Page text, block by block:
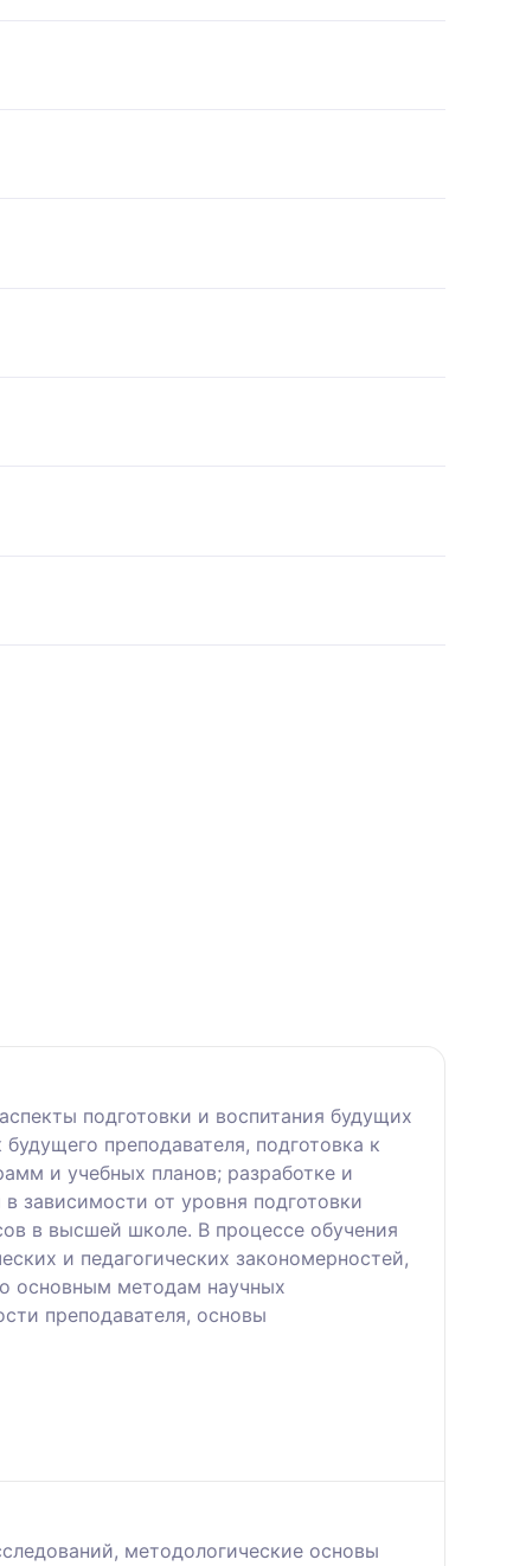
подготовки и воспитания будущих
преподавателя, подготовка к
и учебных планов; разработке и
зависимости от уровня подготовки
в высшей школе. В процессе обучения
и педагогических закономерностей,
основным методам научных
преподавателя, основы
методологические основы